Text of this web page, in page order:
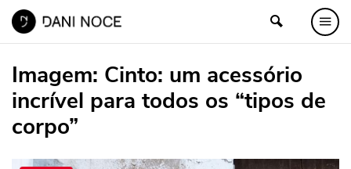
Imagem: Cinto: um acessório
incrível para todos os “tipos de
corpo”